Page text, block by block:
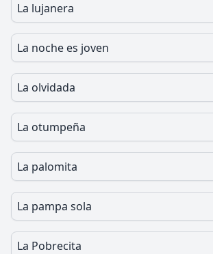
La lujanera
La noche es joven
La olvidada
La otumpeña
La palomita
La pampa sola
La Pobrecita